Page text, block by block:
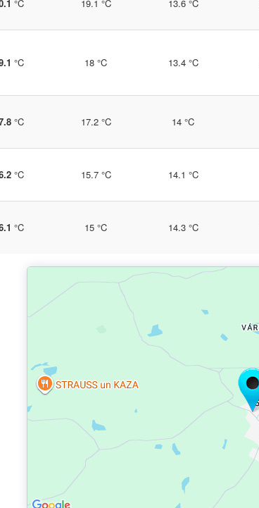
°C 19.1 °C 13.6 °C
°C 18 °C 13.4 °C
°C 17.2 °C 14 °C
°C 15.7 °C 14.1 °C
°C 15 °C 14.3 °C